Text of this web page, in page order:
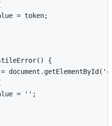
= token;
{
= '';